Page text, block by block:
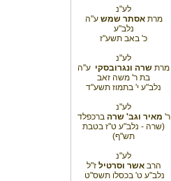
לע"נ
מרתאסתר שמש ע"ה
נלב"ע
כ' באב תשע"ז
לע"נ
מרת שרה ונגרובסקי ע''ה
בת ר' משה זאב
נלב"ע י' בתמוז תשע"ד
לע"נ
ר' מאיר וגב' שרה ברכפלד
(שרה - נלב"ע ט"ז בטבת
תש"ף)
לע"נ
הרבאשר וסרטיל ז"ל
נלב"ע ט' בכסלו תשס"ט